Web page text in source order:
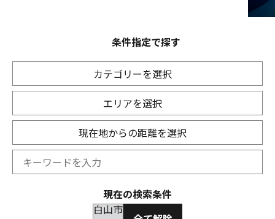
条件指定で探す
カテゴリーを選択
エリアを選択
現在地からの距離を選択
現在の検索条件
白山市